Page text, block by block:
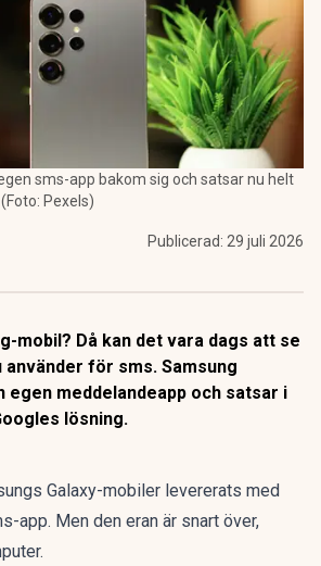
sms-app bakom sig och satsar nu helt
Pexels)
Publicerad: 29 juli 2026
mobil? Då kan det vara dags att se
använder för sms. Samsung
egen meddelandeapp och satsar i
lösning.
Galaxy-mobiler levererats med
app. Men den eran är snart över,